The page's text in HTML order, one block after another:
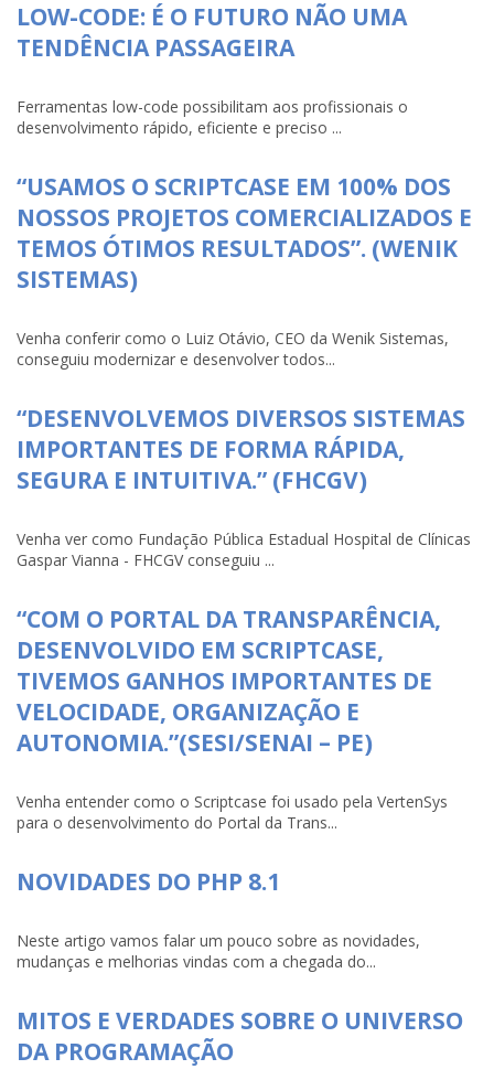
LOW-CODE: É O FUTURO NÃO UMA
TENDÊNCIA PASSAGEIRA
Ferramentas low-code possibilitam aos profissionais o
desenvolvimento rápido, eficiente e preciso ...
“USAMOS O SCRIPTCASE EM 100% DOS
NOSSOS PROJETOS COMERCIALIZADOS E
TEMOS ÓTIMOS RESULTADOS”. (WENIK
SISTEMAS)
Venha conferir como o Luiz Otávio, CEO da Wenik Sistemas,
conseguiu modernizar e desenvolver todos...
“DESENVOLVEMOS DIVERSOS SISTEMAS
IMPORTANTES DE FORMA RÁPIDA,
SEGURA E INTUITIVA.” (FHCGV)
Venha ver como Fundação Pública Estadual Hospital de Clínicas
Gaspar Vianna - FHCGV conseguiu ...
“COM O PORTAL DA TRANSPARÊNCIA,
DESENVOLVIDO EM SCRIPTCASE,
TIVEMOS GANHOS IMPORTANTES DE
VELOCIDADE, ORGANIZAÇÃO E
AUTONOMIA.”(SESI/SENAI – PE)
Venha entender como o Scriptcase foi usado pela VertenSys
para o desenvolvimento do Portal da Trans...
NOVIDADES DO PHP 8.1
Neste artigo vamos falar um pouco sobre as novidades,
mudanças e melhorias vindas com a chegada do...
MITOS E VERDADES SOBRE O UNIVERSO
DA PROGRAMAÇÃO